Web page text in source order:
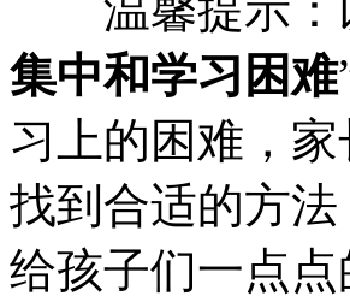
温馨提示：
集中和学习困难
习上的困难，
找到合适的方
给孩子们一点